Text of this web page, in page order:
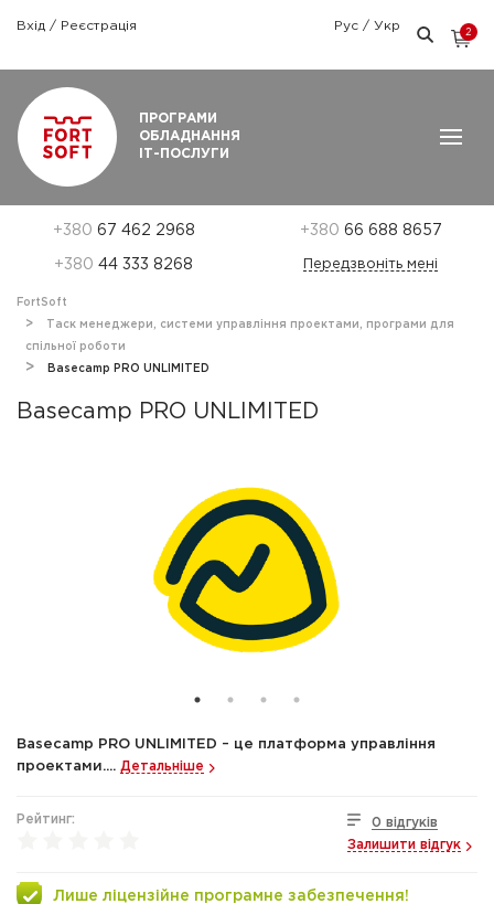
Вхід / Реєстрація Рус / Укр
2
ПРОГРАМИ
ОБЛАДНАННЯ
ІТ-ПОСЛУГИ
+380 67 462 2968 +380 66 688 8657
+380 44 333 8268 Передзвоніть мені
FortSoft
Таск менеджери, системи управління проектами, програми для
спільної роботи
Basecamp PRO UNLIMITED
Basecamp PRO UNLIMITED
Basecamp PRO UNLIMITED – це платформа управління
проектами.... Детальніше
Рейтинг:
0 відгуків
Залишити відгук
Лише ліцензійне програмне забезпечення!